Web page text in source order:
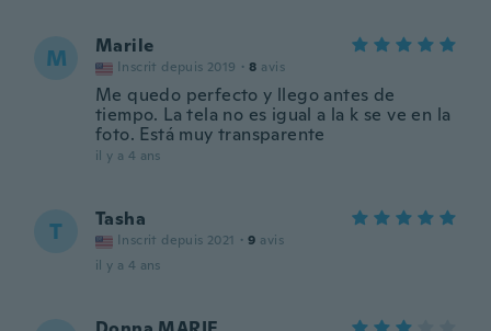
M Marile
Inscrit depuis 2019 · 8 avis
Me quedo perfecto y llego antes de
tiempo. La tela no es igual a la k se ve en la
foto. Está muy transparente
il y a 4 ans
T Tasha
Inscrit depuis 2021 · 9 avis
il y a 4 ans